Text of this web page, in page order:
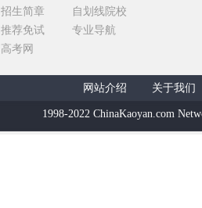
招生简章
推荐免试
高考网
自划线院校
专业导航
网站介绍 关于我们
1998-2022 ChinaKaoyan.com